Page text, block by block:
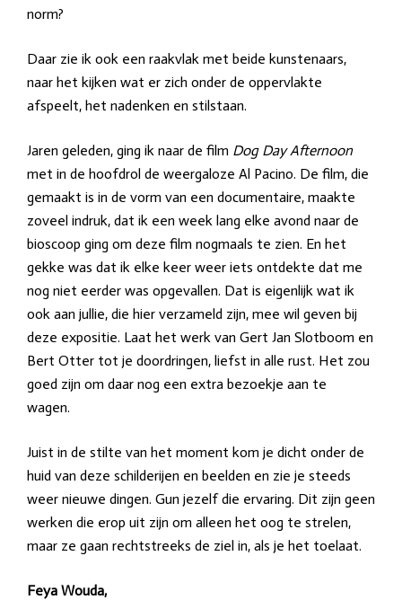
norm?
Daar zie ik ook een raakvlak met beide kunstenaars,
naar het kijken wat er zich onder de oppervlakte
afspeelt, het nadenken en stilstaan.
Jaren geleden, ging ik naar de film Dog Day Afternoon
met in de hoofdrol de weergaloze Al Pacino. De film, die
gemaakt is in de vorm van een documentaire, maakte
zoveel indruk, dat ik een week lang elke avond naar de
bioscoop ging om deze film nogmaals te zien. En het
gekke was dat ik elke keer weer iets ontdekte dat me
nog niet eerder was opgevallen. Dat is eigenlijk wat ik
ook aan jullie, die hier verzameld zijn, mee wil geven bij
deze expositie. Laat het werk van Gert Jan Slotboom en
Bert Otter tot je doordringen, liefst in alle rust. Het zou
goed zijn om daar nog een extra bezoekje aan te
wagen.
Juist in de stilte van het moment kom je dicht onder de
huid van deze schilderijen en beelden en zie je steeds
weer nieuwe dingen. Gun jezelf die ervaring. Dit zijn geen
werken die erop uit zijn om alleen het oog te strelen,
maar ze gaan rechtstreeks de ziel in, als je het toelaat.
Feya Wouda,